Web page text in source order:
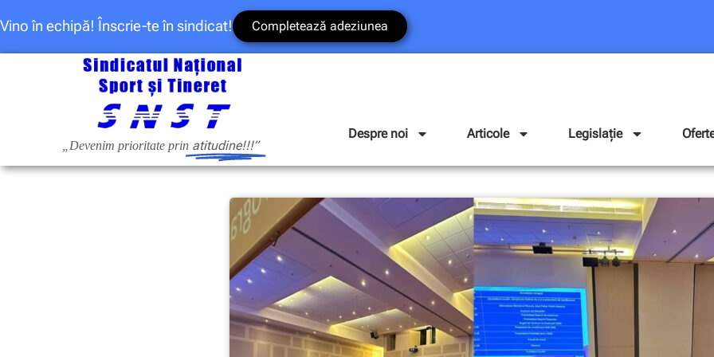
Vino în echipă! Înscrie-te în sindicat! Completează adeziunea
„Devenim prioritate prin atitudine!!!”
Despre noi Articole Legislație